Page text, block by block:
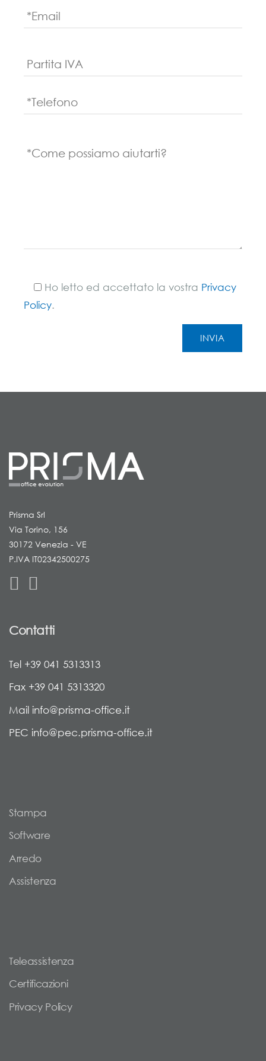
Ho letto ed accettato la vostra Privacy
Policy.
Prisma Srl
Via Torino, 156
30172 Venezia - VE
P.IVA IT02342500275
Contatti
Tel +39 041 5313313
Fax +39 041 5313320
Mail info@prisma-office.it
PEC info@pec.prisma-office.it
Stampa
Software
Arredo
Assistenza
Teleassistenza
Certificazioni
Privacy Policy